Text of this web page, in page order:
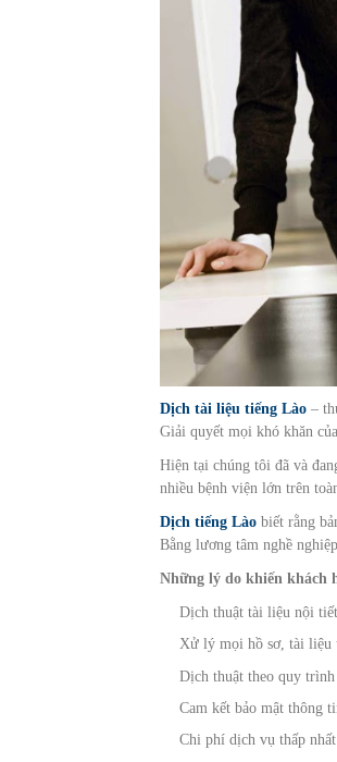
Dịch tài liệu tiếng Lào –
Giải quyết mọi khó khăn
Hiện tại chúng tôi đã và
nhiều bệnh viện lớn trên
Dịch tiếng Lào biết rằng
Bằng lương tâm nghề
Những lý do khiến khách
Dịch thuật tài liệu nội
Xử lý mọi hồ sơ, tài liệu
Dịch thuật theo quy
Cam kết bảo mật thông
Chi phí dịch vụ thấp